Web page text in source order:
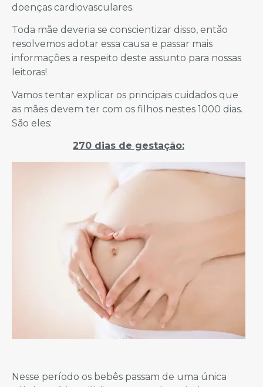
doenças cardiovasculares.
Toda mãe deveria se conscientizar disso, então
resolvemos adotar essa causa e passar mais
informações a respeito deste assunto para nossas
leitoras!
Vamos tentar explicar os principais cuidados que
as mães devem ter com os filhos nestes 1000 dias.
São eles:
270 dias de gestação:
Nesse período os bebês passam de uma única